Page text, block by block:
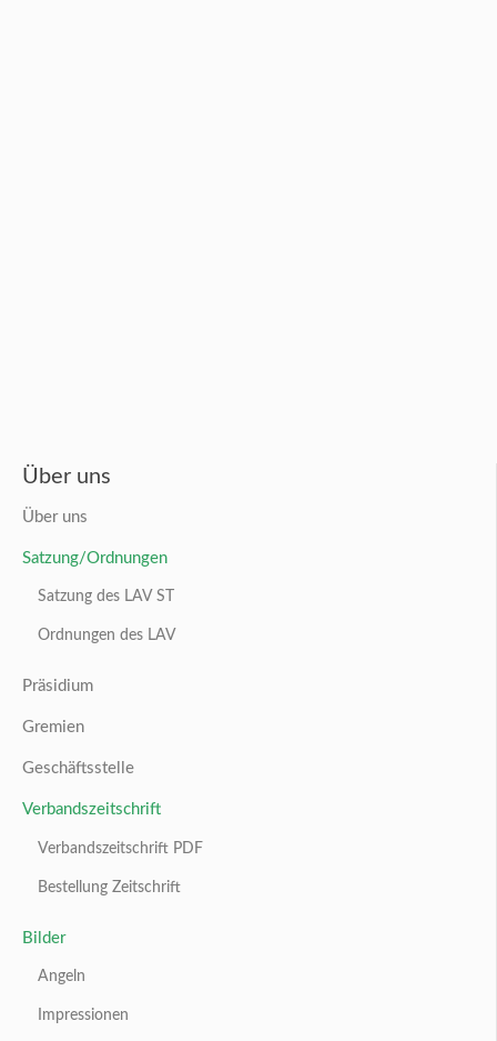
Über uns
Über uns
Satzung/Ordnungen
Satzung des LAV ST
Ordnungen des LAV
Präsidium
Gremien
Geschäftsstelle
Verbandszeitschrift
Verbandszeitschrift PDF
Bestellung Zeitschrift
Bilder
Angeln
Impressionen